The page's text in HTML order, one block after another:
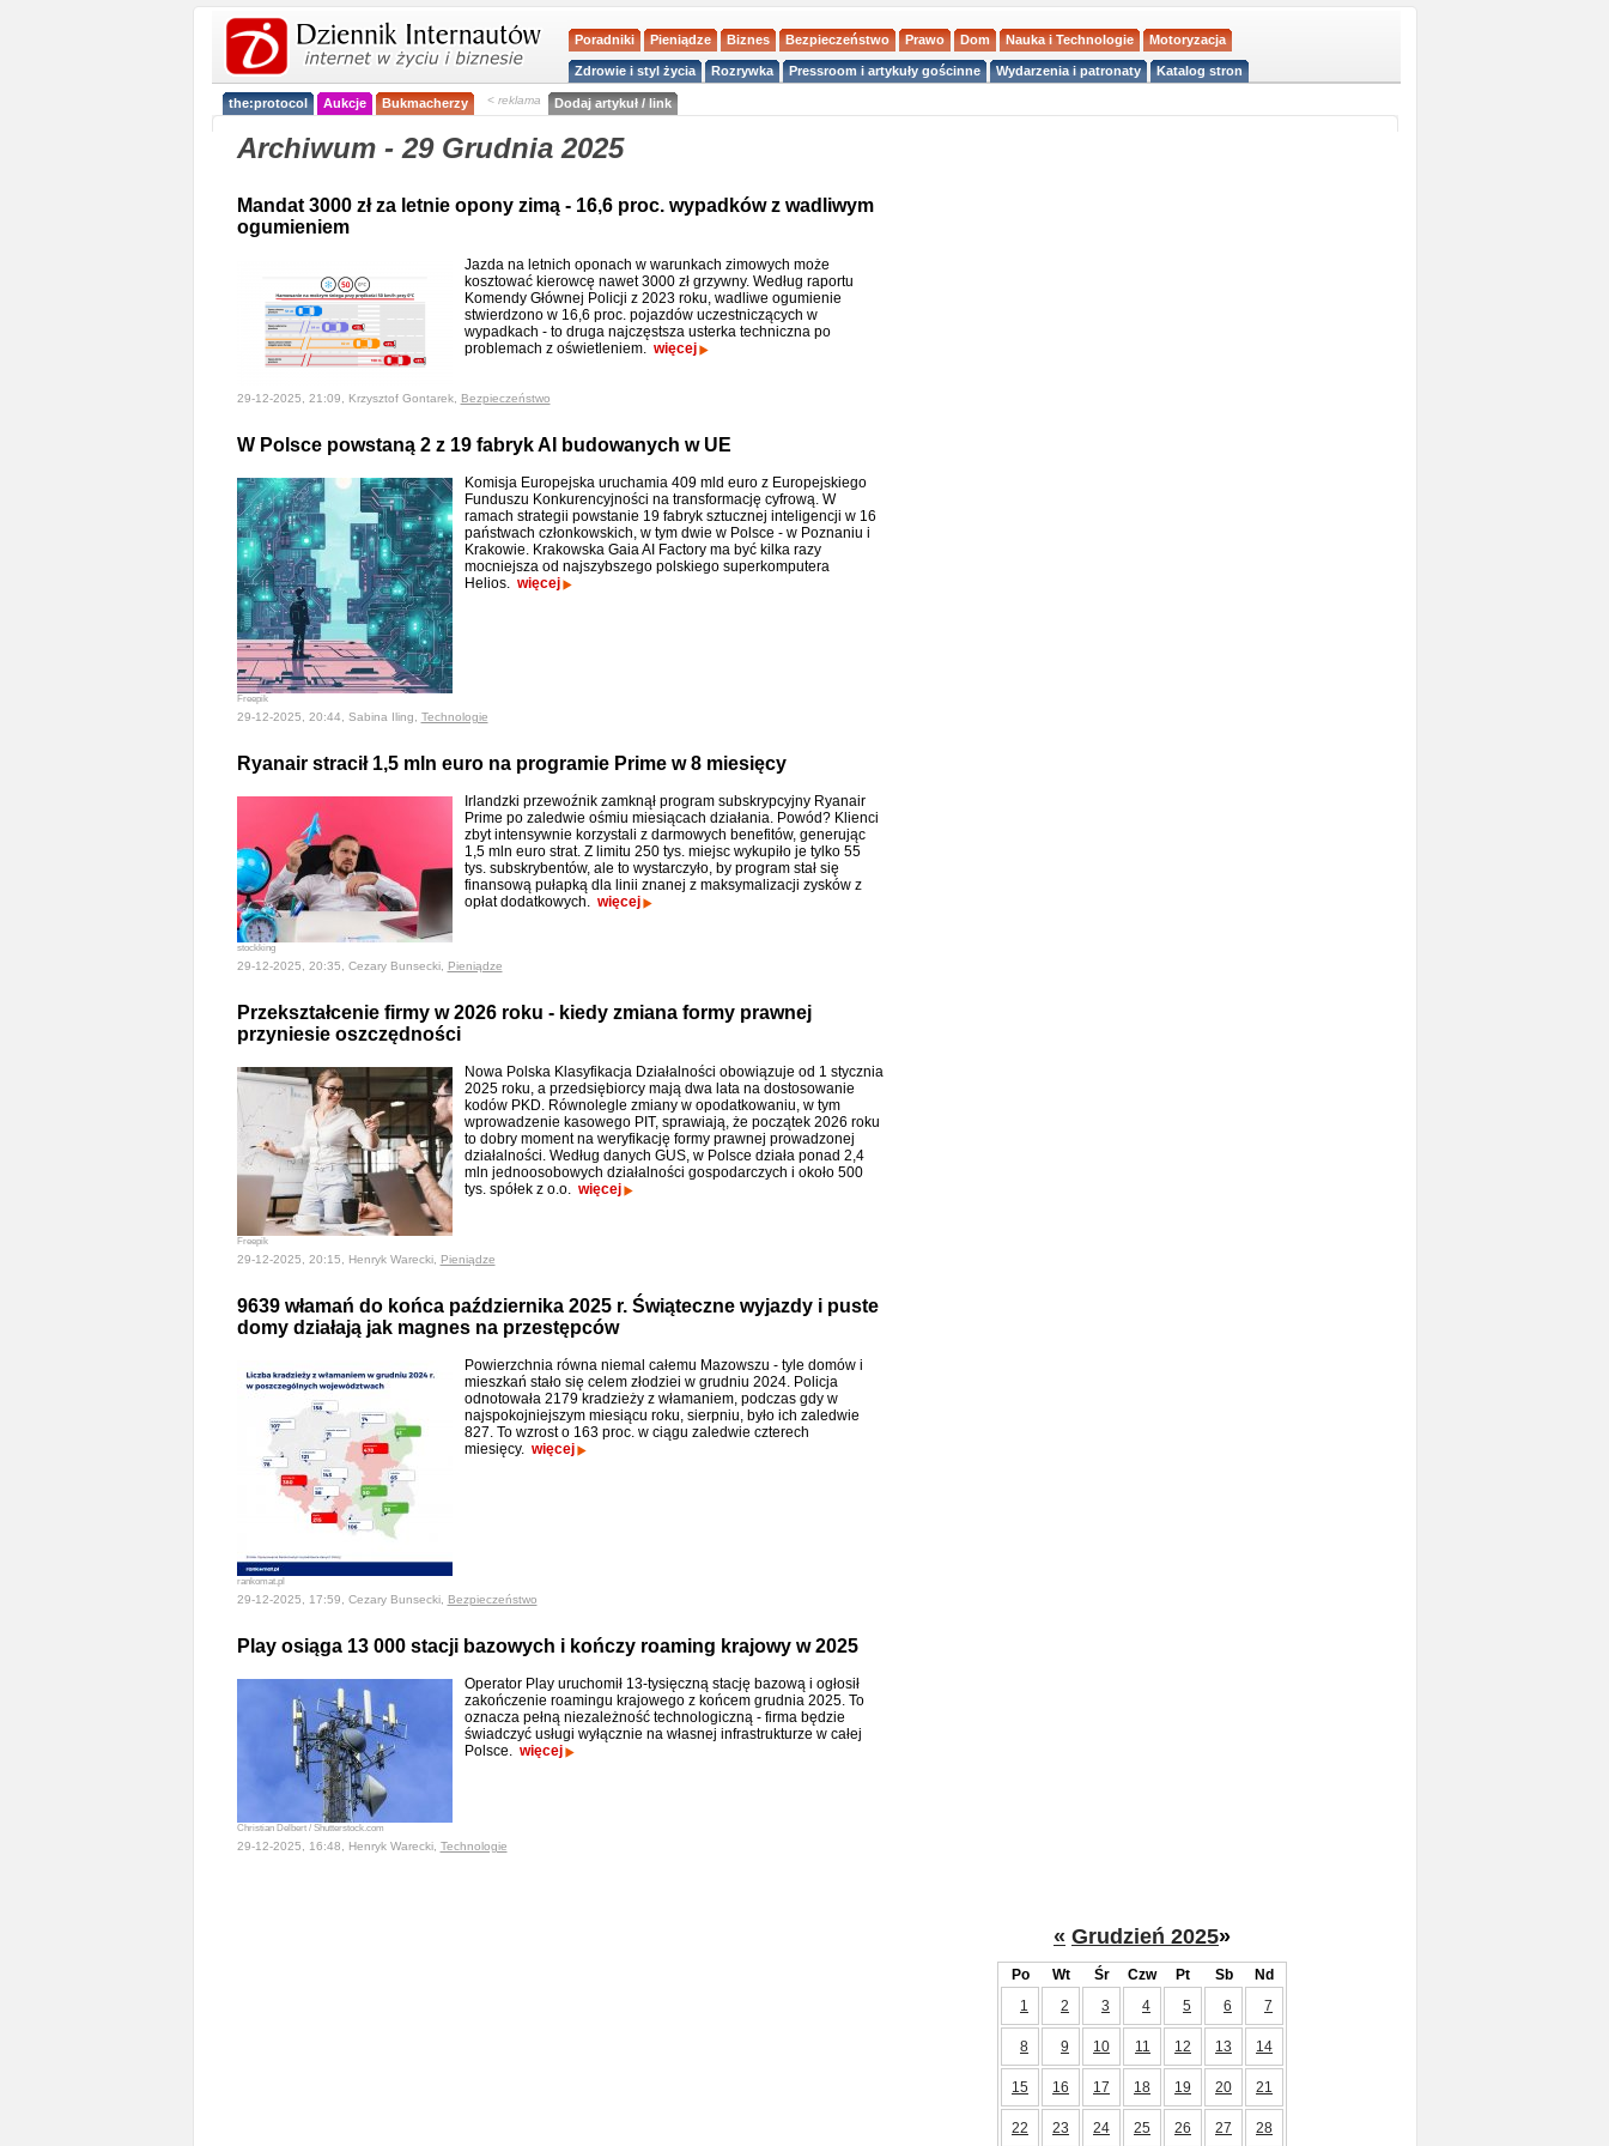
Poradniki Pieniądze Biznes Bezpieczeństwo Prawo Dom Nauka i Technologie Motoryzacja
Zdrowie i styl życia Rozrywka Pressroom i artykuły gościnne Wydarzenia i patronaty Katalog stron
the:protocol Aukcje Bukmacherzy < reklama Dodaj artykuł / link
Archiwum - 29 Grudnia 2025
Mandat 3000 zł za letnie opony zimą - 16,6 proc. wypadków z wadliwym
ogumieniem
Jazda na letnich oponach w warunkach zimowych może
kosztować kierowcę nawet 3000 zł grzywny. Według raportu
Komendy Głównej Policji z 2023 roku, wadliwe ogumienie
stwierdzono w 16,6 proc. pojazdów uczestniczących w
wypadkach - to druga najczęstsza usterka techniczna po
problemach z oświetleniem. więcej
29-12-2025, 21:09, Krzysztof Gontarek, Bezpieczeństwo
W Polsce powstaną 2 z 19 fabryk AI budowanych w UE
Freepik
Komisja Europejska uruchamia 409 mld euro z Europejskiego
Funduszu Konkurencyjności na transformację cyfrową. W
ramach strategii powstanie 19 fabryk sztucznej inteligencji w 16
państwach członkowskich, w tym dwie w Polsce - w Poznaniu i
Krakowie. Krakowska Gaia AI Factory ma być kilka razy
mocniejsza od najszybszego polskiego superkomputera
Helios. więcej
29-12-2025, 20:44, Sabina Iling, Technologie
Ryanair stracił 1,5 mln euro na programie Prime w 8 miesięcy
stockking
Irlandzki przewoźnik zamknął program subskrypcyjny Ryanair
Prime po zaledwie ośmiu miesiącach działania. Powód? Klienci
zbyt intensywnie korzystali z darmowych benefitów, generując
1,5 mln euro strat. Z limitu 250 tys. miejsc wykupiło je tylko 55
tys. subskrybentów, ale to wystarczyło, by program stał się
finansową pułapką dla linii znanej z maksymalizacji zysków z
opłat dodatkowych. więcej
29-12-2025, 20:35, Cezary Bunsecki, Pieniądze
Przekształcenie firmy w 2026 roku - kiedy zmiana formy prawnej
przyniesie oszczędności
Freepik
Nowa Polska Klasyfikacja Działalności obowiązuje od 1 stycznia
2025 roku, a przedsiębiorcy mają dwa lata na dostosowanie
kodów PKD. Równolegle zmiany w opodatkowaniu, w tym
wprowadzenie kasowego PIT, sprawiają, że początek 2026 roku
to dobry moment na weryfikację formy prawnej prowadzonej
działalności. Według danych GUS, w Polsce działa ponad 2,4
mln jednoosobowych działalności gospodarczych i około 500
tys. spółek z o.o. więcej
29-12-2025, 20:15, Henryk Warecki, Pieniądze
9639 włamań do końca października 2025 r. Świąteczne wyjazdy i puste
domy działają jak magnes na przestępców
rankomat.pl
Powierzchnia równa niemal całemu Mazowszu - tyle domów i
mieszkań stało się celem złodziei w grudniu 2024. Policja
odnotowała 2179 kradzieży z włamaniem, podczas gdy w
najspokojniejszym miesiącu roku, sierpniu, było ich zaledwie
827. To wzrost o 163 proc. w ciągu zaledwie czterech
miesięcy. więcej
29-12-2025, 17:59, Cezary Bunsecki, Bezpieczeństwo
Play osiąga 13 000 stacji bazowych i kończy roaming krajowy w 2025
Christian Delbert / Shutterstock.com
Operator Play uruchomił 13-tysięczną stację bazową i ogłosił
zakończenie roamingu krajowego z końcem grudnia 2025. To
oznacza pełną niezależność technologiczną - firma będzie
świadczyć usługi wyłącznie na własnej infrastrukturze w całej
Polsce. więcej
29-12-2025, 16:48, Henryk Warecki, Technologie
« Grudzień 2025»
Po Wt Śr Czw Pt Sb
Nd
1
2 3 4 5 6 7
8 9 10 11 12 13 14
15 16 17 18 19 20 21
22 23 24 25 26 27 28